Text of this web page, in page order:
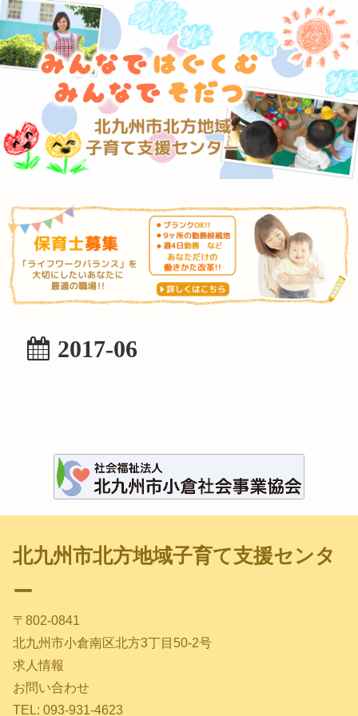
2017-06
北九州市北方地域子育て支援センタ
ー
〒802-0841
北九州市小倉南区北方3丁目50-2号
求人情報
お問い合わせ
TEL: 093-931-4623